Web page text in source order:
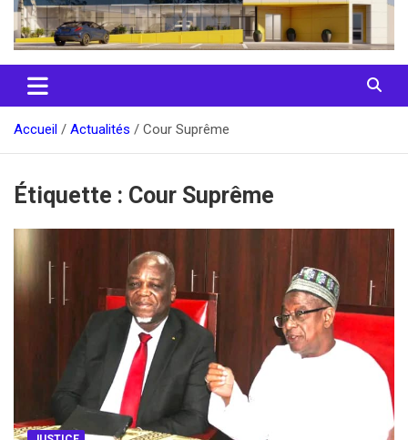
Accueil Actualités Cour Suprême
Étiquette : Cour Suprême